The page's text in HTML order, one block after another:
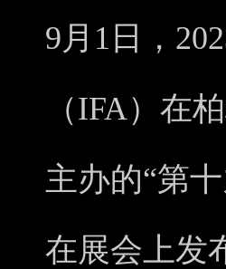
9月1日，
（IFA）在
主办的“第
在展会上发